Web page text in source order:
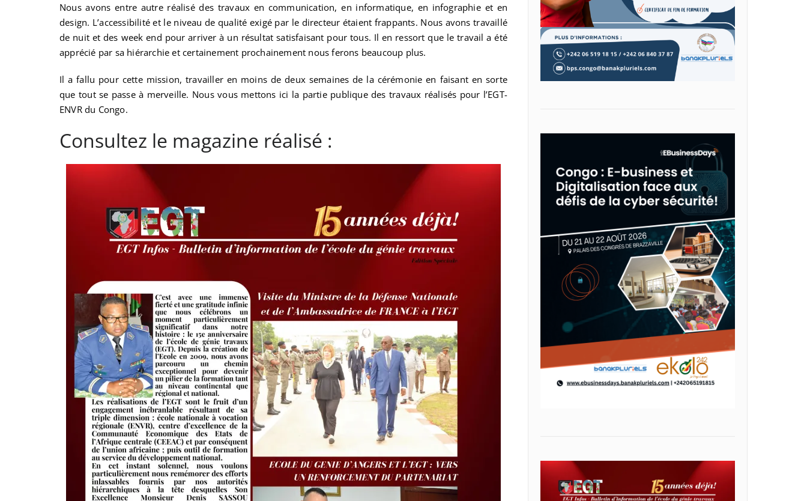
Nous avons entre autre réalisé des travaux en communication, en informatique, en infographie et en
design. L’accessibilité et le niveau de qualité exigé par le directeur étaient frappants. Nous avons travaillé
de nuit et des week end pour arriver à un résultat satisfaisant pour tous. Il en ressort que le travail a été
apprécié par sa hiérarchie et certainement prochainement nous ferons beaucoup plus.
Il a fallu pour cette mission, travailler en moins de deux semaines de la cérémonie en faisant en sorte
que tout se passe à merveille. Nous vous mettons ici la partie publique des travaux réalisés pour l’EGT-
ENVR du Congo.
Consultez le magazine réalisé :